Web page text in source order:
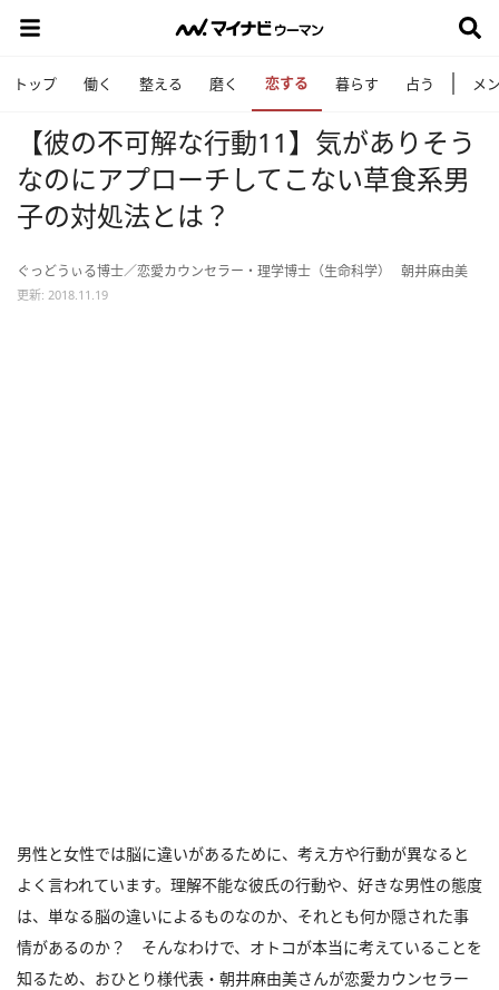
トップ 働く 整える 磨く 恋する 暮らす 占う メ
【彼の不可解な行動11】気がありそう
なのにアプローチしてこない草食系男
子の対処法とは？
ぐっどうぃる博士／恋愛カウンセラー・理学博士（生命科学） 朝井麻由美
更新: 2018.11.19
男性と女性では脳に違いがあるために、考え方や行動が異なると
よく言われています。理解不能な彼氏の行動や、好きな男性の態度
は、単なる脳の違いによるものなのか、それとも何か隠された事
情があるのか？ そんなわけで、オトコが本当に考えていることを
知るため、おひとり様代表・朝井麻由美さんが恋愛カウンセラー